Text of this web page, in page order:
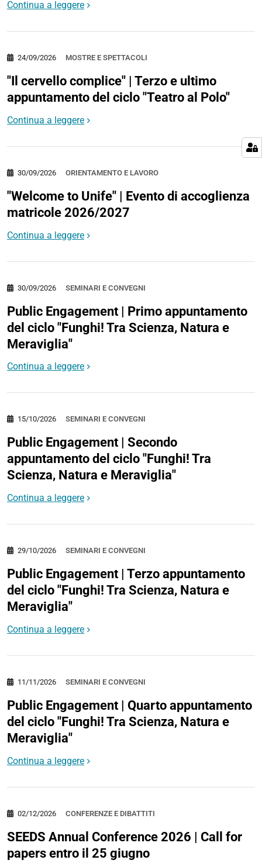
Continua a leggere
MOSTRE E SPETTACOLI
24/09/2026
"Il cervello complice" | Terzo e ultimo
appuntamento del ciclo "Teatro al Polo"
Continua a leggere
ORIENTAMENTO E LAVORO
30/09/2026
"Welcome to Unife" | Evento di accoglienza
matricole 2026/2027
Continua a leggere
SEMINARI E CONVEGNI
30/09/2026
Public Engagement | Primo appuntamento
del ciclo "Funghi! Tra Scienza, Natura e
Meraviglia"
Continua a leggere
SEMINARI E CONVEGNI
15/10/2026
Public Engagement | Secondo
appuntamento del ciclo "Funghi! Tra
Scienza, Natura e Meraviglia"
Continua a leggere
SEMINARI E CONVEGNI
29/10/2026
Public Engagement | Terzo appuntamento
del ciclo "Funghi! Tra Scienza, Natura e
Meraviglia"
Continua a leggere
SEMINARI E CONVEGNI
11/11/2026
Public Engagement | Quarto appuntamento
del ciclo "Funghi! Tra Scienza, Natura e
Meraviglia"
Continua a leggere
CONFERENZE E DIBATTITI
02/12/2026
SEEDS Annual Conference 2026 | Call for
papers entro il 25 giugno